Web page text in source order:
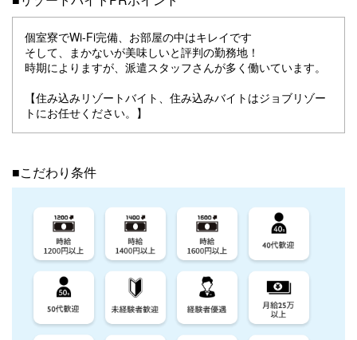
個室寮でWi-Fi完備、お部屋の中はキレイです
そして、まかないが美味しいと評判の勤務地！
時期によりますが、派遣スタッフさんが多く働いています。
【住み込みリゾートバイト、住み込みバイトはジョブリゾー
トにお任せください。】
■こだわり条件